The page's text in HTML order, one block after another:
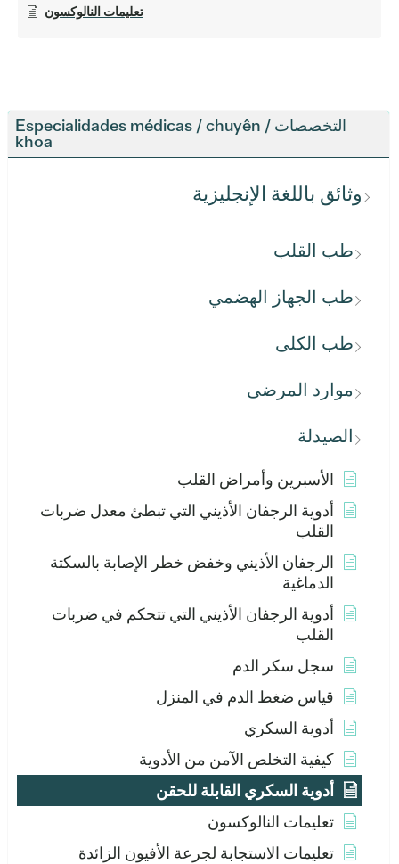
التخصصات / Especialidades médicas / chuyên
khoa
وثائق باللغة الإنجليزية
طب القلب
طب الجهاز الهضمي
طب الكلى
موارد المرضى
الصيدلة
الأسبرين وأمراض القلب
أدوية الرجفان الأذيني التي تبطئ معدل ضربات
القلب
الرجفان الأذيني وخفض خطر الإصابة بالسكتة
الدماغية
أدوية الرجفان الأذيني التي تتحكم في ضربات
القلب
سجل سكر الدم
قياس ضغط الدم في المنزل
أدوية السكري
كيفية التخلص الآمن من الأدوية
أدوية السكري القابلة للحقن
تعليمات النالوكسون
تعليمات الاستجابة لجرعة الأفيون الزائدة
تعليمات النالوكسون